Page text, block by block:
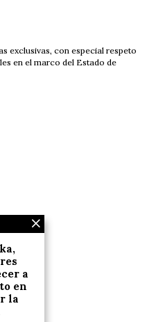
exclusivas, con especial respeto
en el marco del Estado de
a
en
la